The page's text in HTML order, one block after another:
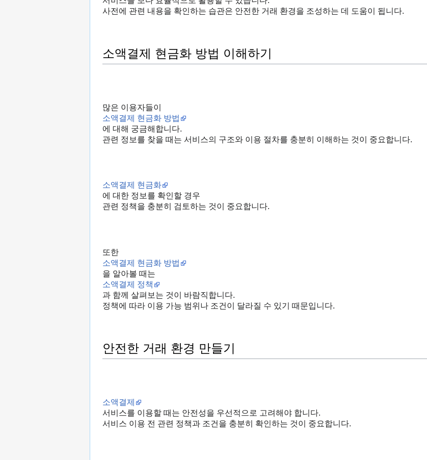
사전에 관련 내용을 확인하는 습관은 안전한 거래 환경을 조성하는 데 도움이 됩니다.
소액결제 현금화 방법 이해하기
많은 이용자들이
소액결제 현금화 방법
에 대해 궁금해합니다.
관련 정보를 찾을 때는 서비스의 구조와 이용 절차를 충분히 이해하는 것이 중요합니다.
소액결제 현금화
에 대한 정보를 확인할 경우
관련 정책을 충분히 검토하는 것이 중요합니다.
또한
소액결제 현금화 방법
을 알아볼 때는
소액결제 정책
과 함께 살펴보는 것이 바람직합니다.
정책에 따라 이용 가능 범위나 조건이 달라질 수 있기 때문입니다.
안전한 거래 환경 만들기
소액결제
서비스를 이용할 때는 안전성을 우선적으로 고려해야 합니다.
서비스 이용 전 관련 정책과 조건을 충분히 확인하는 것이 중요합니다.